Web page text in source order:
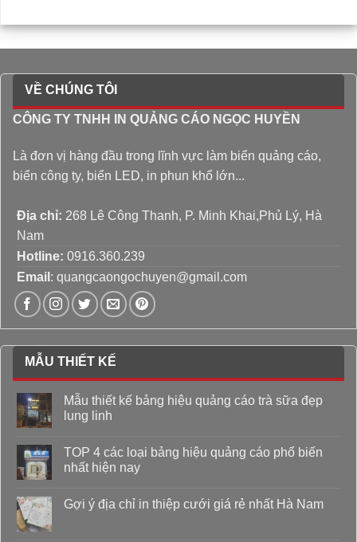
VỀ CHÚNG TÔI
CÔNG TY TNHH IN QUẢNG CÁO NGỌC HUYỀN
Là đơn vị hàng đầu trong lĩnh vực làm biển quảng cáo,
biển công ty, biển LED, in phun khổ lớn...
Địa chỉ: 268 Lê Công Thanh, P. Minh Khai,Phủ Lý, Hà
Nam
Hotline: 0916.360.239
Email : quangcaongochuyen@gmail.com
MẪU THIẾT KẾ
Mẫu thiết kế bảng hiệu quảng cáo trà sữa đẹp
lung linh
TOP 4 các loại bảng hiệu quảng cáo phổ biến
nhất hiện nay
Gợi ý địa chỉ in thiệp cưới giá rẻ nhất Hà Nam